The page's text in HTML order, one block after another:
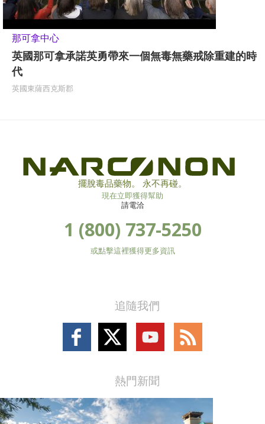
那可拿中心
英國那可拿承諾英勇帶來一個無毒無藥戒除重建的時
代
英國東薩西克斯郡
擺脫毒品藥物。 永不再碰。
現在立即獲得幫助
請電洽
1 (800) 737-5250
或點擊這裡獲得更多資訊
追隨我們
Follow
on
Follow
on
Follow
on
Follow
on
熱門新聞